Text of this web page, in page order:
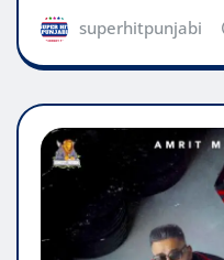
superhitpunjabi